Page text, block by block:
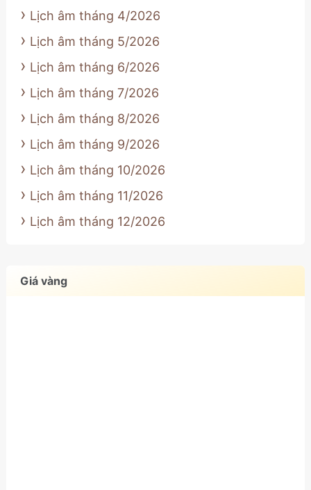
Lịch âm tháng 4/2026
Lịch âm tháng 5/2026
Lịch âm tháng 6/2026
Lịch âm tháng 7/2026
Lịch âm tháng 8/2026
Lịch âm tháng 9/2026
Lịch âm tháng 10/2026
Lịch âm tháng 11/2026
Lịch âm tháng 12/2026
Giá vàng